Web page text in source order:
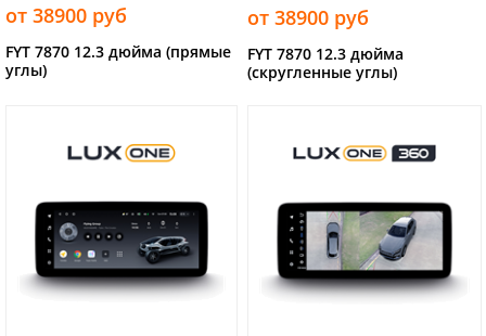
от 38900 руб
FYT 7870 12.3 дюйма (прямые
углы)
от 38900 руб
FYT 7870 12.3 дюйма
(скругленные углы)